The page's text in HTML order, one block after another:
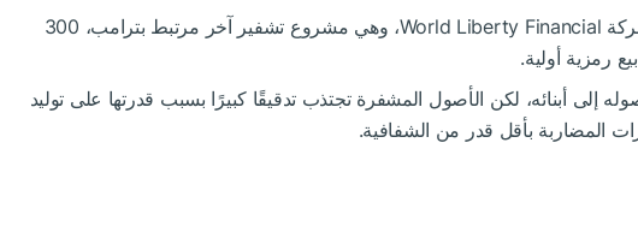
وعلى نحو منفصل، جمعت شركة World Liberty Financial، وهي مشروع تشفير آخر مرتبط بترامب، 300
رمزية أولية.
إلى أبنائه، لكن الأصول المشفرة تجتذب تدقيقًا كبيرًا بسبب قدرتها على توليد
المضاربة بأقل قدر من الشفافية.